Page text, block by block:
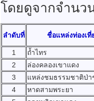
โดยดูจากจำนว
ลำดับที่ ชื่อแหล่งท่องเที่
1
ถ้ำไทร
2
ล่องคลองเขาแดง
3
แหล่งชมธรรมชาติป่า
4
หาดสามพระยา